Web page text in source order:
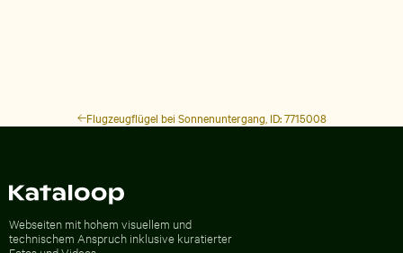
Flugzeugflügel bei Sonnenuntergang, ID: 7715008
Webseiten mit hohem visuellem und
technischem Anspruch inklusive kuratierter